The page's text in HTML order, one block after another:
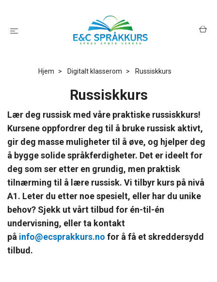
Hjem Digitalt klasserom Russiskkurs
Russiskkurs
Lær deg russisk med våre praktiske russiskkurs!
Kursene oppfordrer deg til å bruke russisk aktivt,
gir deg masse muligheter til å øve, og hjelper deg
å bygge solide språkferdigheter. Det er ideelt for
deg som ser etter en grundig, men praktisk
tilnærming til å lære russisk. Vi tilbyr kurs på nivå
A1. Leter du etter noe spesielt, eller har du unike
behov? Sjekk ut vårt tilbud for én-til-én
undervisning, eller ta kontakt
på info@ecsprakkurs.no for å få et skreddersydd
tilbud.